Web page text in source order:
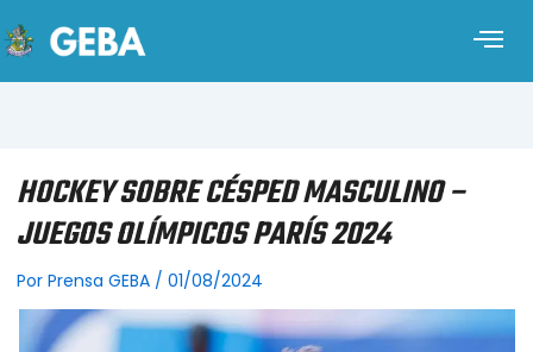
HOCKEY SOBRE CÉSPED MASCULINO –
JUEGOS OLÍMPICOS PARÍS 2024
Por Prensa GEBA / 01/08/2024